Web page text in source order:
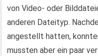
von Video- oder
anderen Dateityp.
angestellt hatten,
mussten aber ein paar